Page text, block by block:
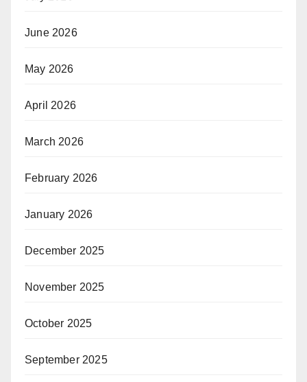
June 2026
May 2026
April 2026
March 2026
February 2026
January 2026
December 2025
November 2025
October 2025
September 2025